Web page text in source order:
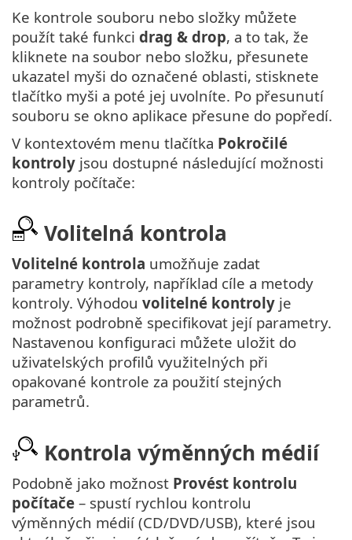
Ke kontrole souboru nebo složky můžete
použít také funkci drag & drop, a to tak, že
kliknete na soubor nebo složku, přesunete
ukazatel myši do označené oblasti, stisknete
tlačítko myši a poté jej uvolníte. Po přesunutí
souboru se okno aplikace přesune do popředí.
V kontextovém menu tlačítka Pokročilé
kontroly jsou dostupné následující možnosti
kontroly počítače:
Volitelná kontrola
Volitelné kontrola umožňuje zadat
parametry kontroly, například cíle a metody
kontroly. Výhodou volitelné kontroly je
možnost podrobně specifikovat její parametry.
Nastavenou konfiguraci můžete uložit do
uživatelských profilů využitelných při
opakované kontrole za použití stejných
parametrů.
Kontrola výměnných médií
Podobně jako možnost Provést kontrolu
počítače – spustí rychlou kontrolu
výměnných médií (CD/DVD/USB), které jsou